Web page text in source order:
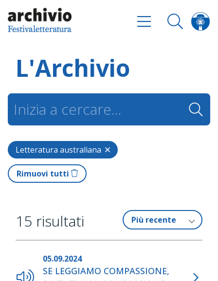
L'Archivio
Letteratura australiana
Rimuovi tutti
15 risultati
05.09.2024
SE LEGGIAMO COMPASSIONE,